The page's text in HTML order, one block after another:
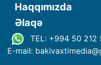
Haqqımızda
Əlaqə
TEL: +994 50 212
E-mail: bakivaxtimedia@